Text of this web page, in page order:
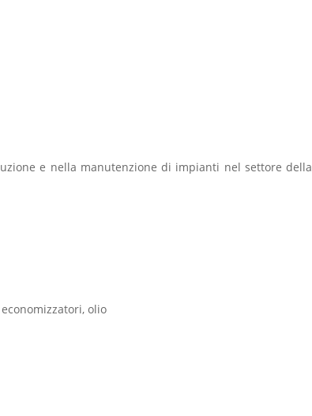
e nella manutenzione di impianti nel settore della
olio